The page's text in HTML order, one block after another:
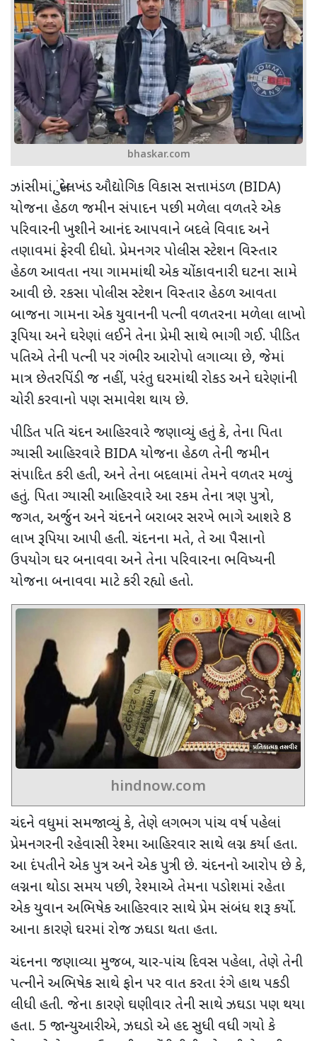
bhaskar.com
ઝાંસીમાં,બુંદેલખંડ ઔદ્યોગિક વિકાસ સત્તામંડળ (BIDA)
યોજના હેઠળ જમીન સંપાદન પછી મળેલા વળતરે એક
પરિવારની ખુશીને આનંદ આપવાને બદલે વિવાદ અને
તણાવમાં ફેરવી દીધો. પ્રેમનગર પોલીસ સ્ટેશન વિસ્તાર
હેઠળ આવતા નયા ગામમાંથી એક ચોંકાવનારી ઘટના સામે
આવી છે. રકસા પોલીસ સ્ટેશન વિસ્તાર હેઠળ આવતા
બાજના ગામના એક યુવાનની પત્ની વળતરના મળેલા લાખો
રૂપિયા અને ઘરેણાં લઈને તેના પ્રેમી સાથે ભાગી ગઈ. પીડિત
પતિએ તેની પત્ની પર ગંભીર આરોપો લગાવ્યા છે, જેમાં
માત્ર છેતરપિંડી જ નહીં, પરંતુ ઘરમાંથી રોકડ અને ઘરેણાંની
ચોરી કરવાનો પણ સમાવેશ થાય છે.
પીડિત પતિ ચંદન આહિરવારે જણાવ્યું હતું કે, તેના પિતા
ગ્યાસી આહિરવારે BIDAયોજના હેઠળ તેની જમીન
સંપાદિત કરી હતી, અને તેના બદલામાં તેમને વળતર મળ્યું
હતું. પિતા ગ્યાસી આહિરવારે આ રકમ તેના ત્રણ પુત્રો,
જગત, અર્જુન અને ચંદનને બરાબર સરખે ભાગે આશરે 8
લાખ રૂપિયા આપી હતી. ચંદનના મતે, તે આ પૈસાનો
ઉપયોગ ઘર બનાવવા અને તેના પરિવારના ભવિષ્યની
યોજના બનાવવા માટે કરી રહ્યો હતો.
hindnow.com
ચંદને વધુમાં સમજાવ્યું કે, તેણે લગભગ પાંચ વર્ષ પહેલાં
પ્રેમનગરની રહેવાસી રેશ્મા આહિરવાર સાથે લગ્ન કર્યા હતા.
આ દંપતીને એક પુત્ર અને એક પુત્રી છે. ચંદનનો આરોપ છે કે,
લગ્નના થોડા સમય પછી, રેશ્માએ તેમના પડોશમાં રહેતા
એક યુવાન અભિષેક આહિરવાર સાથે પ્રેમ સંબંધ શરૂ કર્યો.
આના કારણે ઘરમાં રોજ ઝઘડા થતા હતા.
ચંદનના જણાવ્યા મુજબ, ચાર-પાંચ દિવસ પહેલા, તેણે તેની
પત્નીને અભિષેક સાથે ફોન પર વાત કરતા રંગે હાથ પકડી
લીધી હતી. જેના કારણે ઘણીવાર તેની સાથે ઝઘડા પણ થયા
હતા. 5 જાન્યુઆરીએ, ઝઘડો એ હદ સુધી વધી ગયો કે